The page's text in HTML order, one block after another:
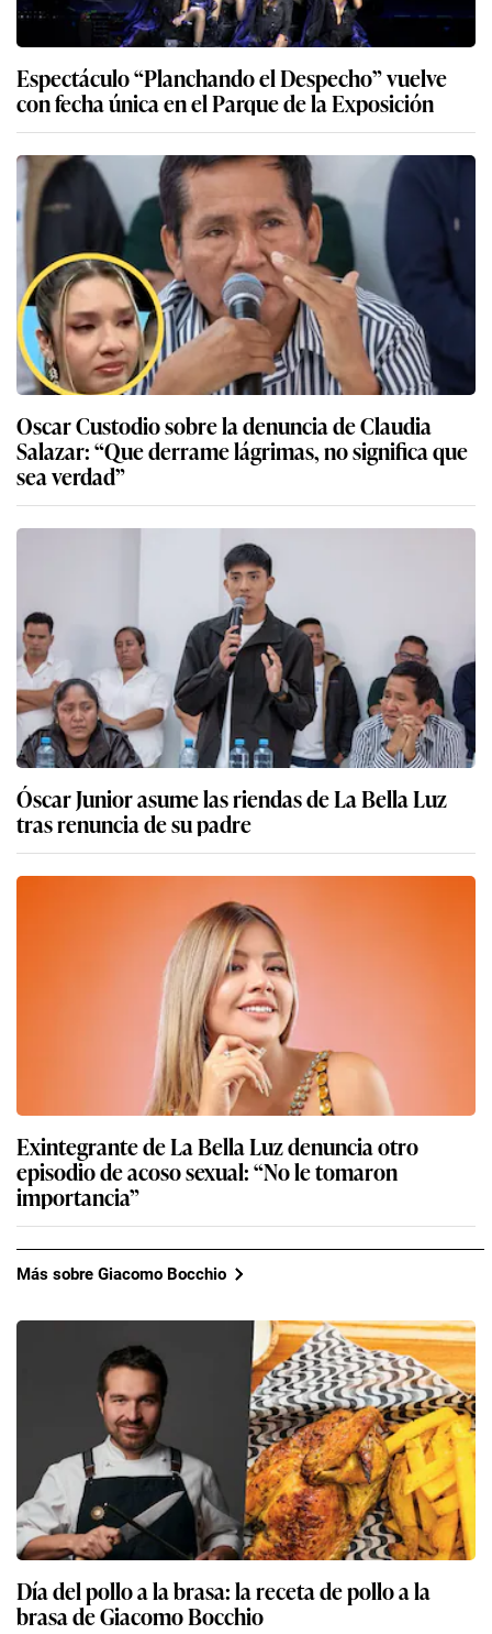
Espectáculo “Planchando el Despecho” vuelve
con fecha única en el Parque de la Exposición
Oscar Custodio sobre la denuncia de Claudia
Salazar: “Que derrame lágrimas, no significa que
sea verdad”
Óscar Junior asume las riendas de La Bella Luz
tras renuncia de su padre
Exintegrante de La Bella Luz denuncia otro
episodio de acoso sexual: “No le tomaron
importancia”
Más sobre Giacomo Bocchio
Día del pollo a la brasa: la receta de pollo a la
brasa de Giacomo Bocchio